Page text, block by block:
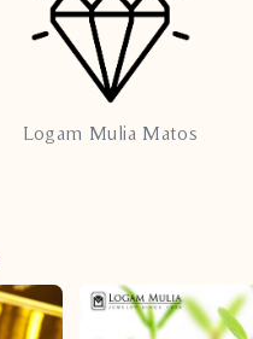
Logam Mulia Matos